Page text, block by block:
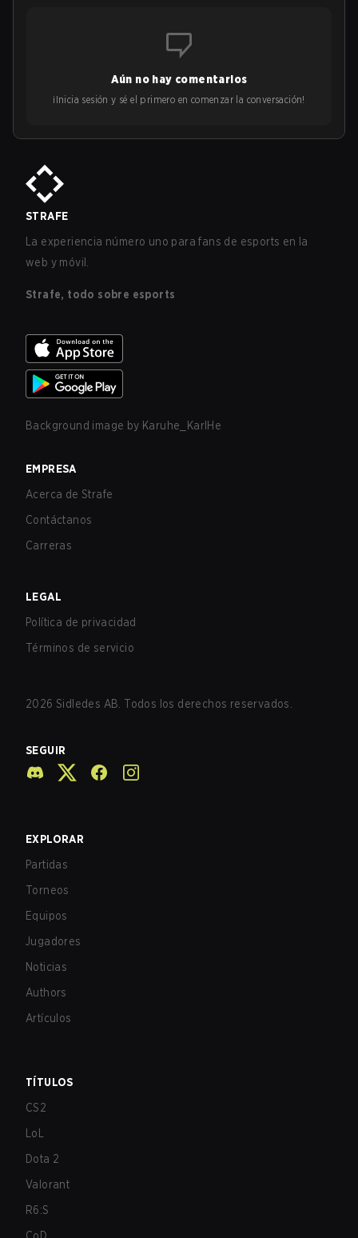
Aún no hay comentarios
¡Inicia sesión y sé el primero en comenzar la conversación!
STRAFE
La experiencia número uno para fans de esports en la
web y móvil.
Strafe, todo sobre esports
Background image by Karuhe_KarlHe
EMPRESA
Acerca de Strafe
Contáctanos
Carreras
LEGAL
Política de privacidad
Términos de servicio
2026 Sidledes AB. Todos los derechos reservados.
SEGUIR
EXPLORAR
Partidas
Torneos
Equipos
Jugadores
Noticias
Authors
Artículos
TÍTULOS
CS2
LoL
Dota 2
Valorant
R6:S